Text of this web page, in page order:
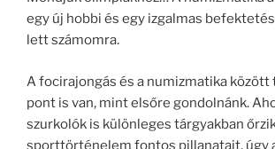
egy új hobbi és egy izgalmas
lett számomra.
A focirajongás és a numizmatika között
pont is van, mint elsőre gondolnánk.
szurkolók is különleges tárgyakban
sporttörténelem fontos pillanatait, úgy